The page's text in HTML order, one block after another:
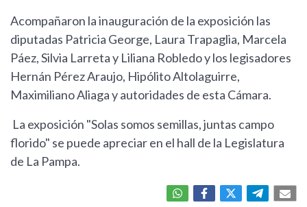
Acompañaron la inauguración de la exposición las
diputadas Patricia George, Laura Trapaglia, Marcela
Páez, Silvia Larreta y Liliana Robledo y los legisadores
Hernán Pérez Araujo, Hipólito Altolaguirre,
Maximiliano Aliaga y autoridades de esta Cámara.
La exposición "Solas somos semillas, juntas campo
florido" se puede apreciar en el hall de la Legislatura
de La Pampa.